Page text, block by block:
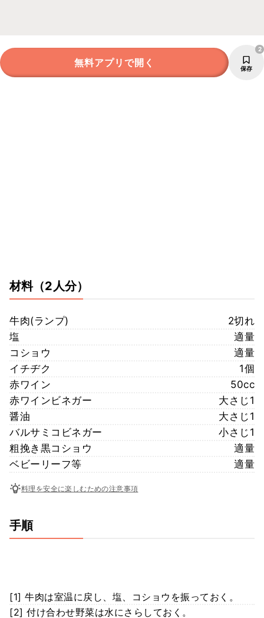
無料アプリで開く 保存
2
材料（2人分）
牛肉(ランプ)
2切れ
塩
適量
コショウ
適量
イチヂク
1個
赤ワイン
50cc
赤ワインビネガー
大さじ1
醤油
大さじ1
バルサミコビネガー
小さじ1
粗挽き黒コショウ
適量
ベビーリーフ等
適量
料理を安全に楽しむための注意事項
手順
[1] 牛肉は室温に戻し、塩、コショウを振っておく。
[2] 付け合わせ野菜は水にさらしておく。